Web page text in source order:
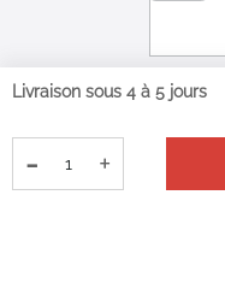
Livraison sous 4 à 5 jours
- +